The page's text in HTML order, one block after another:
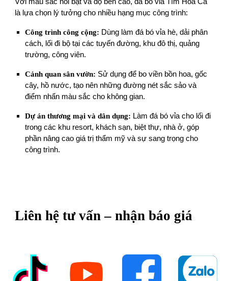
Với màu sắc nổi bật và độ bền cao, đá bó vỉa Tím Hoa Cà
là lựa chọn lý tưởng cho nhiều hạng mục công trình:
Công trình công cộng: Dùng làm đá bó vỉa hè, dải phân
cách, lối đi bộ tại các tuyến đường, khu đô thị, quảng
trường, công viên.
Cảnh quan sân vườn: Sử dụng để bo viền bồn hoa, gốc
cây, hồ nước, tạo nên những đường nét sắc sảo và
điểm nhấn màu sắc cho không gian.
Dự án thương mại và dân dụng: Làm đá bó vỉa cho lối đi
trong các khu resort, khách sạn, biệt thự, nhà ở, góp
phần nâng cao giá trị thẩm mỹ và sự sang trọng cho
công trình.
Liên hệ tư vấn – nhận báo giá